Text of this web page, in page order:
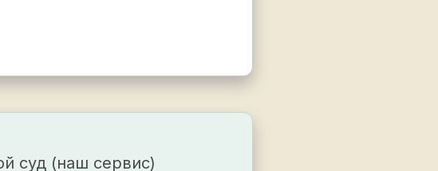
суд (наш сервис)